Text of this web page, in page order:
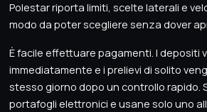
Polestar riporta limiti, scelte laterali e
modo da poter scegliere senza dover
È facile effettuare pagamenti. I depositi
immediatamente e i prelievi di solito
stesso giorno dopo un controllo rapido.
portafogli elettronici e usane solo uno